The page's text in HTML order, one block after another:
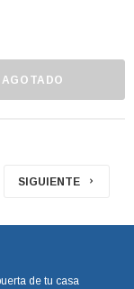
AGOTADO
SIGUIENTE
de tu casa